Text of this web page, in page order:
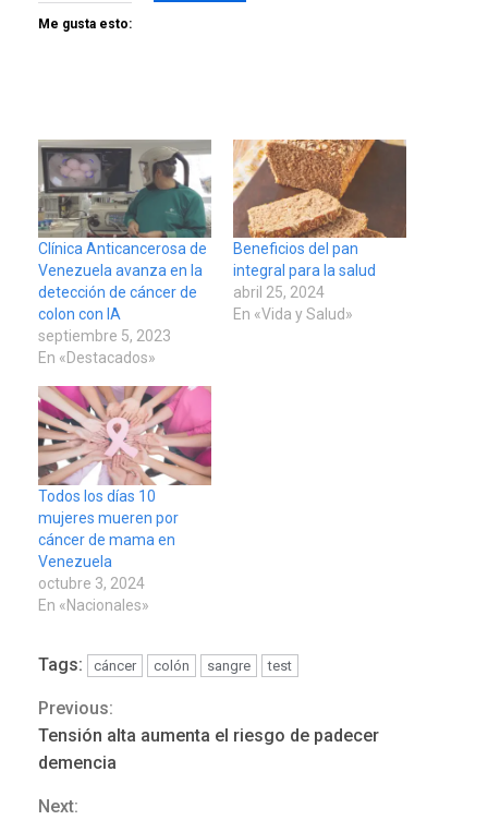
Me gusta esto:
Clínica Anticancerosa de
Venezuela avanza en la
detección de cáncer de
colon con IA
septiembre 5, 2023
En «Destacados»
Beneficios del pan
integral para la salud
abril 25, 2024
En «Vida y Salud»
Todos los días 10
mujeres mueren por
cáncer de mama en
Venezuela
octubre 3, 2024
En «Nacionales»
Tags: cáncer colón sangre test
Continue
Reading
Previous:
Tensión alta aumenta el riesgo de padecer
demencia
Next: